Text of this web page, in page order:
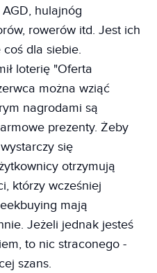
hulajnóg
rowerów itd. Jest ich
dla siebie.
loterię "Oferta
można wziąć
nagrodami są
prezenty. Żeby
się
otrzymują
którzy wcześniej
mają
Jeżeli jednak jesteś
to nic straconego -
szans.